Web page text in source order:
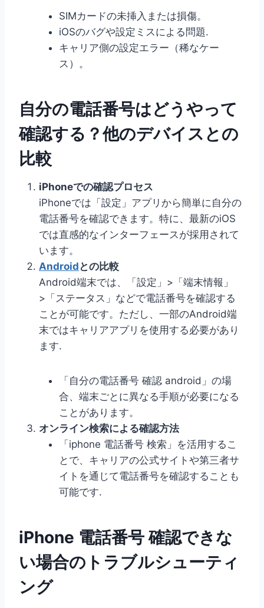
SIMカードの未挿入または損傷。
iOSのバグや設定ミスによる問題.
キャリア側の設定エラー（稀なケー
ス）。
自分の電話番号はどうやって
確認する？他のデバイスとの
比較
iPhoneでの確認プロセス
iPhoneでは「設定」アプリから簡単に自分の
電話番号を確認できます。特に、最新のiOS
では直感的なインターフェースが採用されて
います。
Android との比較
Android端末では、「設定」>「端末情報」
>「ステータス」などで電話番号を確認する
ことが可能です。ただし、一部のAndroid端
末ではキャリアアプリを使用する必要があり
ます.
「自分の電話番号 確認 android」の場
合、端末ごとに異なる手順が必要になる
ことがあります。
オンライン検索による確認方法
「iphone 電話番号 検索」を活用するこ
とで、キャリアの公式サイトや第三者サ
イトを通じて電話番号を確認することも
可能です.
iPhone 電話番号 確認できな
い場合のトラブルシューティ
ング